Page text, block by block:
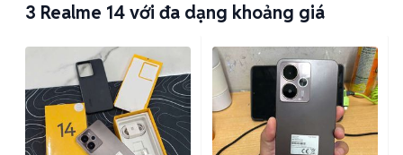
3 Realme 14 với đa dạng khoảng giá